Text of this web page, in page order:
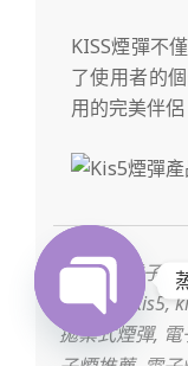
KISS煙彈不
了使用者的
用的完美伴侶
12-
17
By: ILIA電子煙
Tagged:
kis5,
拋棄式煙彈,
Open